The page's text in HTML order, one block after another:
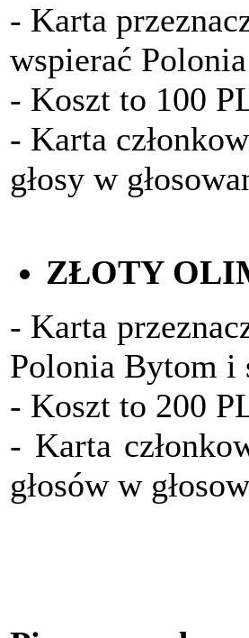
- Karta
wspierać
- Koszt to 100
- Karta
głosy w
ZŁOTY
- Karta
Polonia Bytom i
- Koszt to 200
- Karta
głosów w